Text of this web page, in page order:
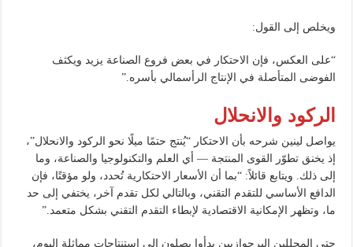
ويخلص إلى القول:
“على العكس، فإن الاحتكار في بعض فروع الصناعة يزيد ويكثف
الفوضى المتأصلة في الإنتاج الرأسمالي بأسره.”
الركود والانحلال
يواصل لينين شرحه بأن الاحتكار “يُنتج حتمًا ميلًا نحو الركود والانحلال”،
إذ يخنق تطوّر القوى المنتجة — أي العلم والتكنولوجيا والصناعة، وما
إلى ذلك. ويتابع قائلاً: “بما أن الأسعار الاحتكارية تُحدد، ولو مؤقتًا، فإن
الدافع الأساسي للتقدم التقني، وبالتالي لكل تقدم آخر، يختفي إلى حد
ما، وتظهر الإمكانية الاقتصادية لإبطاء التقدم التقني بشكل متعمد.”
حتى المحللين البرجوازيين بدأوا يصلون إلى استنتاجات مماثلة اليوم،